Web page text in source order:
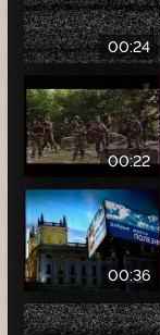
00:24
00:22
00:36